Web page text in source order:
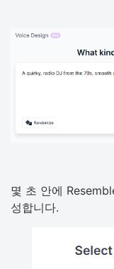
몇 초 안에
성합니다.